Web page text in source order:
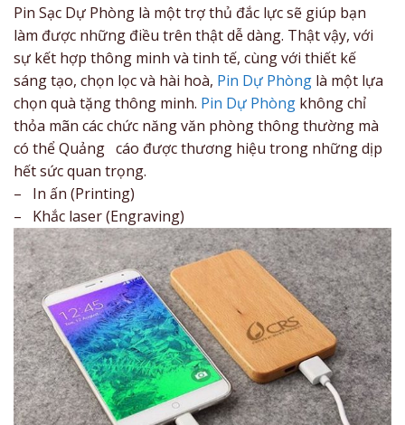
Pin Sạc Dự Phòng là một trợ thủ đắc lực sẽ giúp bạn
làm được những điều trên thật dễ dàng. Thật vậy, với
sự kết hợp thông minh và tinh tế, cùng với thiết kế
sáng tạo, chọn lọc và hài hoà, Pin Dự Phòng là một lựa
chọn quà tặng thông minh. Pin Dự Phòng không chỉ
thỏa mãn các chức năng văn phòng thông thường mà
có thể Quảng cáo được thương hiệu trong những dịp
hết sức quan trọng.
– In ấn (Printing)
– Khắc laser (Engraving)